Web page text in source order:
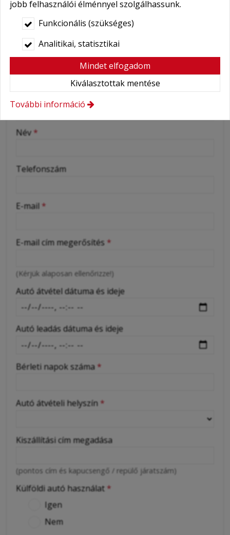
Foglaljon még ma, és élvezze a vezetés örömét egy
modern, praktikus mini autóval!
RENTAUTO online ajánlat / foglalás
kérés
-
-
-
-
-
-
-
Autó típusa
Név *
Telefonszám
E-mail *
E-mail cím megerősítés *
(Kérjük alaposan ellenőrizze!)
Autó átvétel dátuma és ideje
Autó leadás dátuma és ideje
Bérleti napok száma *
Autó átvételi helyszín *
Kiszállítási cím megadása
(pontos cím és kapucsengő / repülő járatszám)
Külföldi autó használat *
Igen
Nem
jobb felhasználói élménnyel szolgálhassunk.
Funkcionális (szükséges)
Analitikai, statisztikai
Mindet elfogadom
Kiválasztottak mentése
További információ